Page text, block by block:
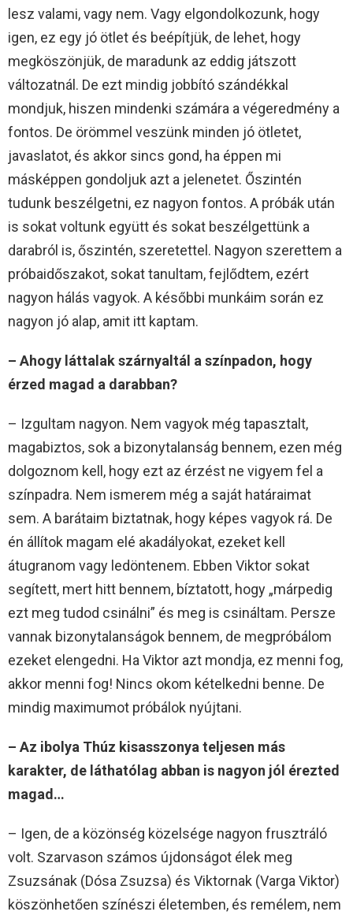
lesz valami, vagy nem. Vagy elgondolkozunk, hogy
igen, ez egy jó ötlet és beépítjük, de lehet, hogy
megköszönjük, de maradunk az eddig játszott
változatnál. De ezt mindig jobbító szándékkal
mondjuk, hiszen mindenki számára a végeredmény a
fontos. De örömmel veszünk minden jó ötletet,
javaslatot, és akkor sincs gond, ha éppen mi
másképpen gondoljuk azt a jelenetet. Őszintén
tudunk beszélgetni, ez nagyon fontos. A próbák után
is sokat voltunk együtt és sokat beszélgettünk a
darabról is, őszintén, szeretettel. Nagyon szerettem a
próbaidőszakot, sokat tanultam, fejlődtem, ezért
nagyon hálás vagyok. A későbbi munkáim során ez
nagyon jó alap, amit itt kaptam.
– Ahogy láttalak szárnyaltál a színpadon, hogy
érzed magad a darabban?
– Izgultam nagyon. Nem vagyok még tapasztalt,
magabiztos, sok a bizonytalanság bennem, ezen még
dolgoznom kell, hogy ezt az érzést ne vigyem fel a
színpadra. Nem ismerem még a saját határaimat
sem. A barátaim biztatnak, hogy képes vagyok rá. De
én állítok magam elé akadályokat, ezeket kell
átugranom vagy ledöntenem. Ebben Viktor sokat
segített, mert hitt bennem, bíztatott, hogy „márpedig
ezt meg tudod csinálni” és meg is csináltam. Persze
vannak bizonytalanságok bennem, de megpróbálom
ezeket elengedni. Ha Viktor azt mondja, ez menni fog,
akkor menni fog! Nincs okom kételkedni benne. De
mindig maximumot próbálok nyújtani.
– Az ibolya Thúz kisasszonya teljesen más
karakter, de láthatólag abban is nagyon jól érezted
magad…
– Igen, de a közönség közelsége nagyon frusztráló
volt. Szarvason számos újdonságot élek meg
Zsuzsának (Dósa Zsuzsa) és Viktornak (Varga Viktor)
köszönhetően színészi életemben, és remélem, nem